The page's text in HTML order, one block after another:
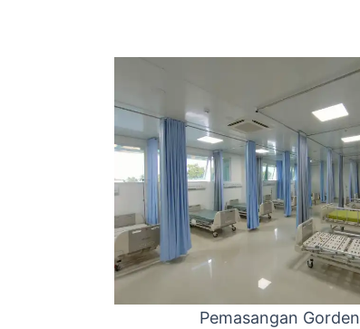
Pemasangan Gorden